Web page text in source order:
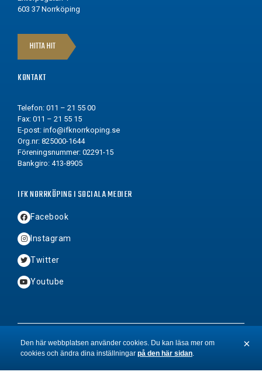
603 37 Norrköping
HITTA HIT
KONTAKT
Telefon: 011 – 21 55 00
Fax: 011 – 21 55 15
E-post: info@ifknorrkoping.se
Org.nr: 825000-1644
Föreningsnummer: 02291-15
Bankgiro: 413-8905
IFK NORRKÖPING I SOCIALA MEDIER
Facebook
Instagram
Twitter
Youtube
2026 © Copyright IFK Norrköping FK
& Hamrén
Den här webbplatsen använder cookies. Du kan läsa mer om
cookies och ändra dina inställningar på den här sidan.
×